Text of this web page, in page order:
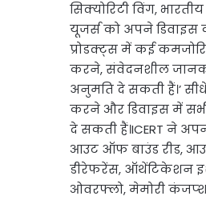
सिक्योरिटी विंग,
यूजर्स को अपने
प्रोडक्ट्स में कई
करने, संवेदनशील
अनुमति दे सकती हैं।’
करने और डिवाइस में
दे सकती हैं।ICERT ने
आउट ऑफ बाउंड रीड,
डीरेफरेंस, ऑथेंटिकेशन
ओवरफ्लो, मेमोरी